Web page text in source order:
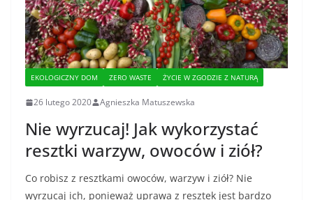
EKOLOGICZNY DOM ZERO WASTE ŻYCIE W ZGODZIE Z NATURĄ
26 lutego 2020 Agnieszka Matuszewska
Nie wyrzucaj! Jak wykorzystać
resztki warzyw, owoców i ziół?
Co robisz z resztkami owoców, warzyw i ziół? Nie
wyrzucaj ich, ponieważ uprawa z resztek jest bardzo